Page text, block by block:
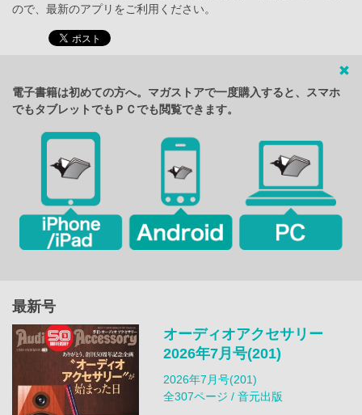
ので、最新のアプリをご利用ください。
電子書籍は初めての方へ。マガストアで一度購入すると、スマホ
でもタブレットでもＰＣでも閲覧できます。
最新号
オーディオアクセサリー
2026年7月号(201)
2026年7月号(201)
全307ページ / 音元出版